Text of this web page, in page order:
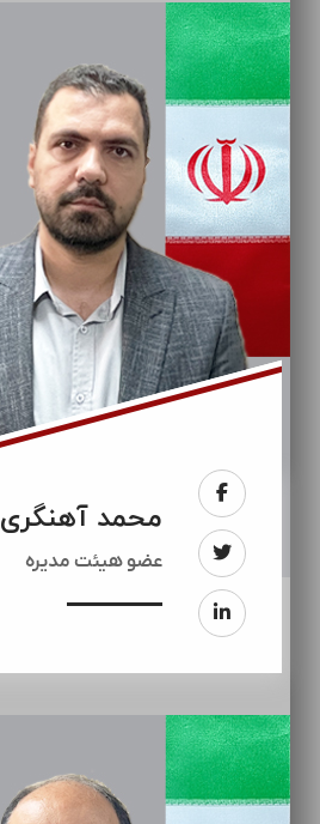
محمد آهنگری
عضو هیئت مدیره